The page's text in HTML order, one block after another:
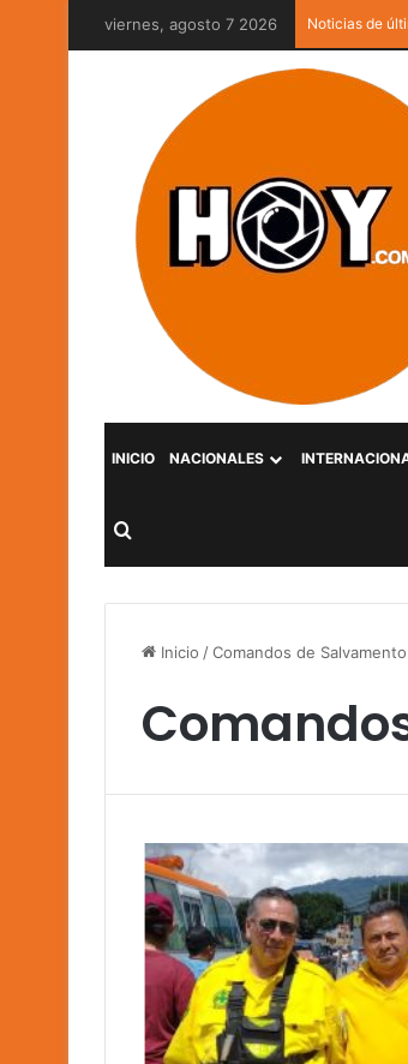
viernes, agosto 7 2026 Noticias de
INICIO NACIONALES
Buscar por
Inicio /Comandos de Salvamento